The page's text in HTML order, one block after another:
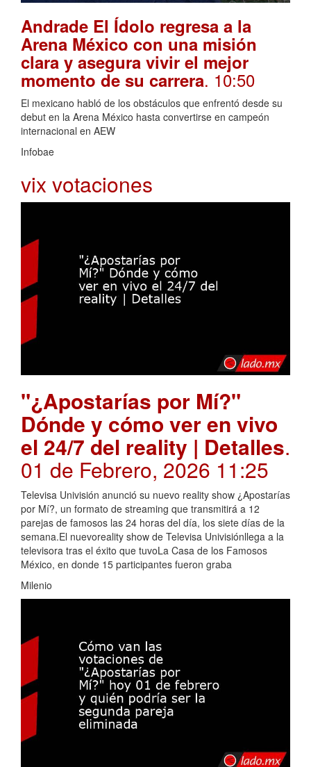
Andrade El Ídolo regresa a la
Arena México con una misión
clara y asegura vivir el mejor
momento de su carrera. 10:50
El mexicano habló de los obstáculos que enfrentó desde su
debut en la Arena México hasta convertirse en campeón
internacional en AEW
Infobae
vix votaciones
"¿Apostarías por Mí?"
Dónde y cómo ver en vivo
el 24/7 del reality | Detalles.
01 de Febrero, 2026 11:25
Televisa Univisión anunció su nuevo reality show ¿Apostarías
por Mí?, un formato de streaming que transmitirá a 12
parejas de famosos las 24 horas del día, los siete días de la
semana.El nuevoreality show de Televisa Univisiónllega a la
televisora tras el éxito que tuvoLa Casa de los Famosos
México, en donde 15 participantes fueron graba
Milenio